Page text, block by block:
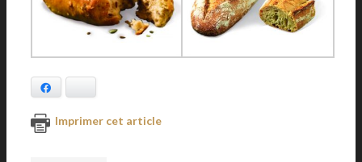
Imprimer cet article